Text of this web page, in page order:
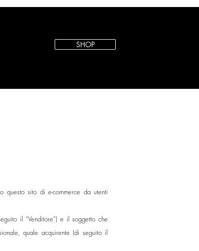
SHOP
questo sito di e-commerce da utenti
il “Venditore”) e il soggetto che
quale acquirente (di seguito il